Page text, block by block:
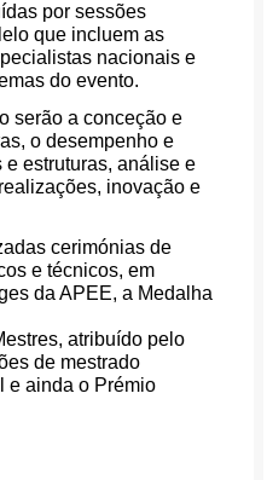
por sessões
que incluem as
nacionais e
do evento.
serão a conceção e
o desempenho e
estruturas, análise e
inovação e
cerimónias de
e técnicos, em
da APEE, a Medalha
atribuído pelo
de mestrado
e ainda o Prémio